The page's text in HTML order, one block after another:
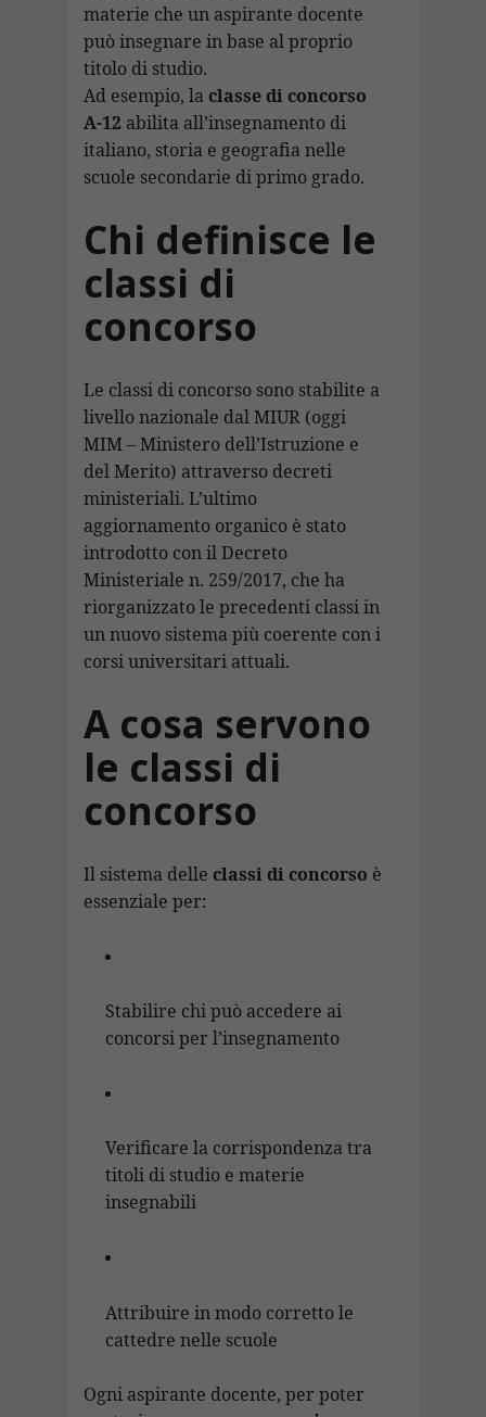
materie che un aspirante docente
può insegnare in base al proprio
titolo di studio.
Ad esempio, la classe di concorso
A-12 abilita all’insegnamento di
italiano, storia e geografia nelle
scuole secondarie di primo grado.
Chi definisce le
classi di
concorso
Le classi di concorso sono stabilite a
livello nazionale dal MIUR (oggi
MIM – Ministero dell’Istruzione e
del Merito) attraverso decreti
ministeriali. L’ultimo
aggiornamento organico è stato
introdotto con il Decreto
Ministeriale n. 259/2017, che ha
riorganizzato le precedenti classi in
un nuovo sistema più coerente con i
corsi universitari attuali.
A cosa servono
le classi di
concorso
Il sistema delle classi di concorso è
essenziale per:
Stabilire chi può accedere ai
concorsi per l’insegnamento
Verificare la corrispondenza tra
titoli di studio e materie
insegnabili
Attribuire in modo corretto le
cattedre nelle scuole
Ogni aspirante docente, per poter